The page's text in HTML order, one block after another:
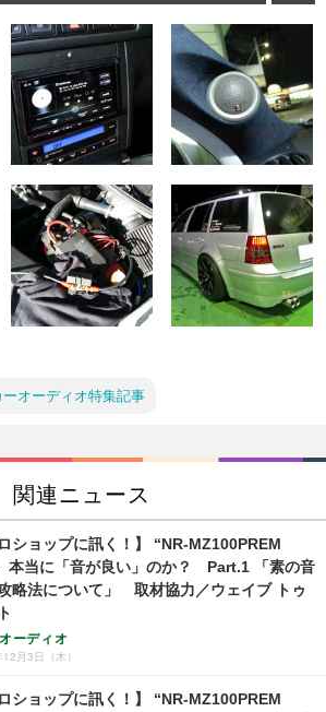
ーオーディオ特集記事
関連ニュース
ロショップに訊く！】 “NR-MZ100PREM
本当に「音が良い」のか？ Part.1 「素の音
略法について」 取材協力／ウェイブ トゥ
ーディオ
月3日（木）
ロショップに訊く！】 “NR-MZ100PREM